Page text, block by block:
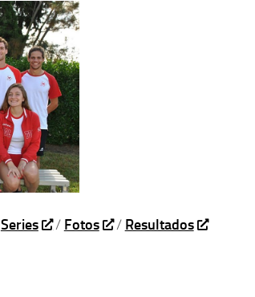
Series / Fotos / Resultados